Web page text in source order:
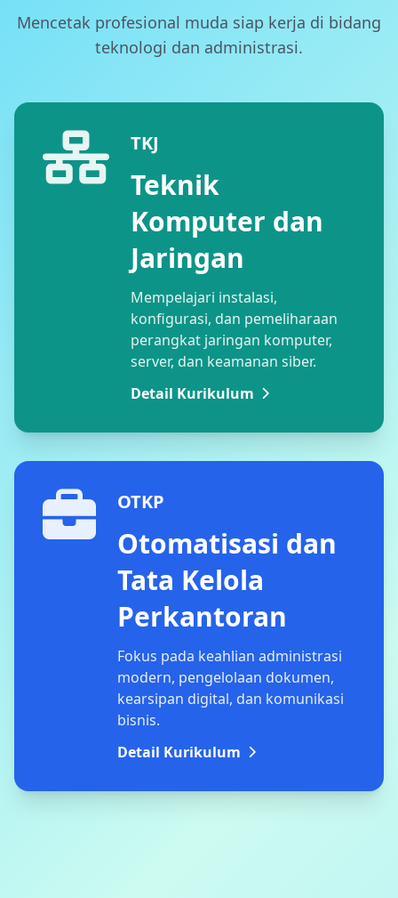
Mencetak profesional muda siap kerja di bidang
teknologi dan administrasi.
TKJ
Teknik
Komputer dan
Jaringan
Mempelajari instalasi,
konfigurasi, dan pemeliharaan
perangkat jaringan komputer,
server, dan keamanan siber.
Detail Kurikulum
OTKP
Otomatisasi dan
Tata Kelola
Perkantoran
Fokus pada keahlian administrasi
modern, pengelolaan dokumen,
kearsipan digital, dan komunikasi
bisnis.
Detail Kurikulum